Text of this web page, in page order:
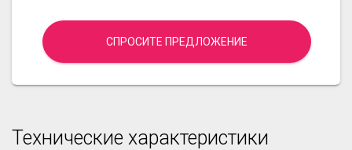
СПРОСИТЕ ПРЕДЛОЖЕНИЕ
Технические характеристики